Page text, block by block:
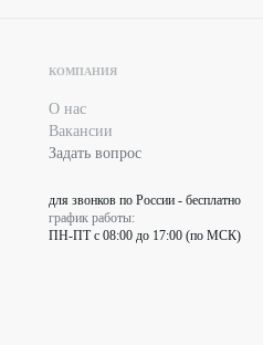
КОМПАНИЯ
О нас
Вакансии
Задать вопрос
для звонков по России - бесплатно
график работы:
ПН-ПТ с 08:00 до 17:00 (по МСК)